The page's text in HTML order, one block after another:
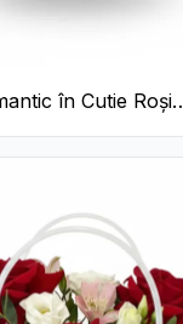
în Cutie Roșie